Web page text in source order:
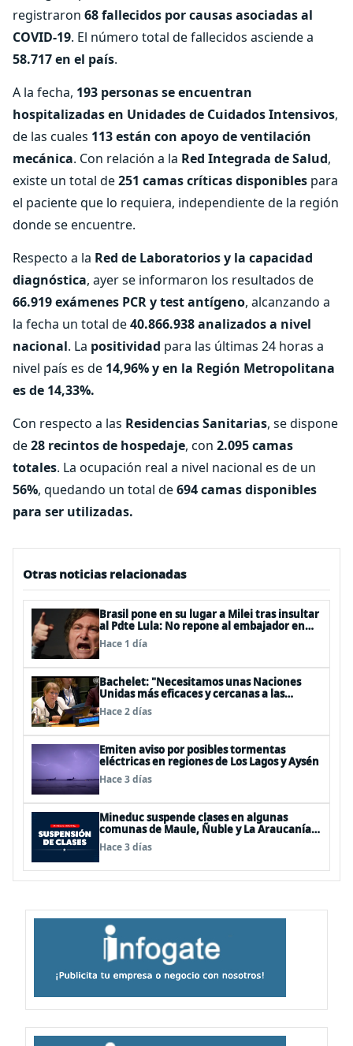
registraron 68 fallecidos por causas asociadas al
COVID-19. El número total de fallecidos asciende a
58.717 en el país.
A la fecha, 193 personas se encuentran
hospitalizadas en Unidades de Cuidados Intensivos,
de las cuales 113 están con apoyo de ventilación
mecánica. Con relación a la Red Integrada de Salud,
existe un total de251 camas críticas disponibles para
el paciente que lo requiera, independiente de la región
donde se encuentre.
Respecto a la Red de Laboratorios y la capacidad
diagnóstica, ayer se informaron los resultados de
66.919 exámenes PCR y test antígeno, alcanzando a
la fecha un total de40.866.938 analizados a nivel
nacional. La positividad para las últimas 24 horas a
nivel país es de 14,96% y en la Región Metropolitana
es de 14,33%.
Con respecto a las Residencias Sanitarias, se dispone
de28 recintos de hospedaje, con 2.095 camas
totales. La ocupación real a nivel nacional es de un
56%, quedando un total de694 camas disponibles
para ser utilizadas.
Otras noticias relacionadas
Brasil pone en su lugar a Milei tras insultar
al Pdte Lula: No repone al embajador en
BBSS y rebaja la relación bilateral
Hace 1 día
Bachelet: "Necesitamos unas Naciones
Unidas más eficaces y cercanas a las
personas"
Hace 2 días
Emiten aviso por posibles tormentas
eléctricas en regiones de Los Lagos y Aysén
Hace 3 días
Mineduc suspende clases en algunas
comunas de Maule, Ñuble y La Araucanía
para este lunes
Hace 3 días